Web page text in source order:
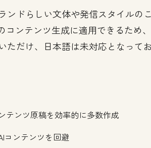
ンドらしい文体や発信スタイル
コンテンツ生成に適用できるため
だけ、日本語は未対応となってお
テンツ原稿を効率的に多数作成
コンテンツを回避